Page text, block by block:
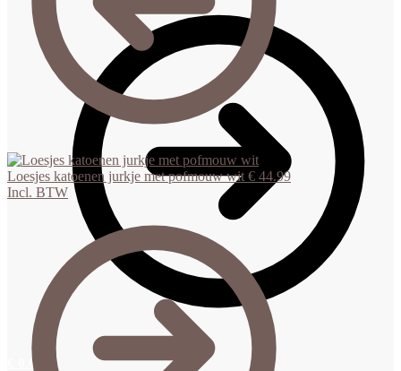
0.00
Loesjes katoenen jurkje met pofmouw wit € 44.99
Incl. BTW